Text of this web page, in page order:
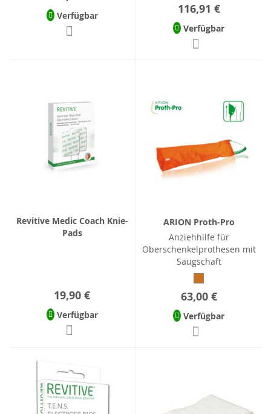
Verfügbar 116,91 €
Verfügbar
Revitive Medic Coach Knie-
Pads
19,90 €
Verfügbar
ARION Proth-Pro
Anziehhilfe für
Oberschenkelprothesen mit
Saugschaft
63,00 €
Verfügbar